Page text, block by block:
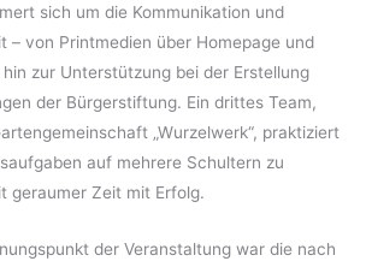
sich um die Kommunikation und
– von Printmedien über Homepage und
zur Unterstützung bei der Erstellung
der Bürgerstiftung. Ein drittes Team,
„Wurzelwerk“, praktiziert
auf mehrere Schultern zu
geraumer Zeit mit Erfolg.
der Veranstaltung war die nach